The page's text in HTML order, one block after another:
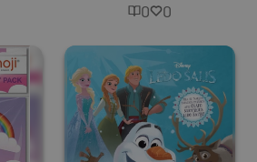
0 0